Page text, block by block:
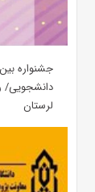
جشنواره
دانشجویی/
لرستان